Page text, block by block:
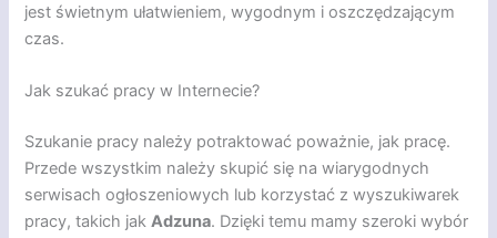
jest świetnym ułatwieniem, wygodnym i oszczędzającym
czas.
Jak szukać pracy w Internecie?
Szukanie pracy należy potraktować poważnie, jak pracę.
Przede wszystkim należy skupić się na wiarygodnych
serwisach ogłoszeniowych lub korzystać z wyszukiwarek
pracy, takich jakAdzuna. Dzięki temu mamy szeroki wybór